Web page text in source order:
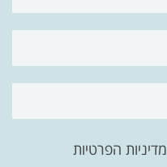
מדיניות הפרטיות